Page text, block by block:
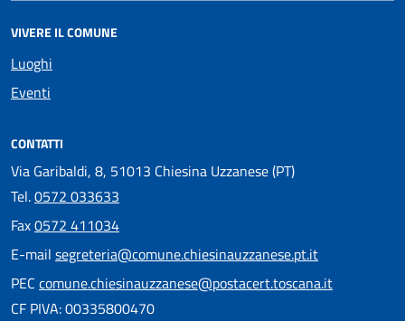
VIVERE IL COMUNE
Luoghi
Eventi
CONTATTI
Via Garibaldi, 8, 51013 Chiesina Uzzanese (PT)
Tel.0572 033633
Fax0572 411034
E-mail segreteria@comune.chiesinauzzanese.pt.it
PEC comune.chiesinauzzanese@postacert.toscana.it
CF PIVA: 00335800470